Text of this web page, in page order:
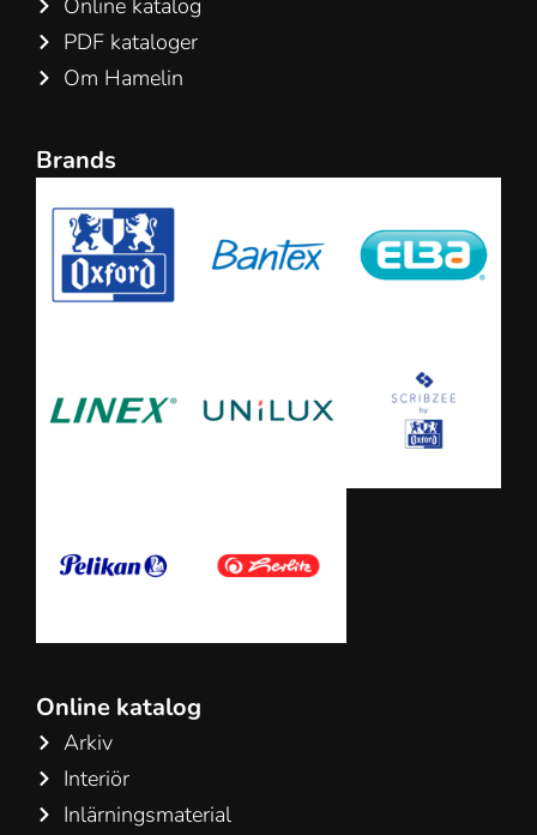
Online katalog
PDF kataloger
Om Hamelin
Brands
Online katalog
Arkiv
Interiör
Inlärningsmaterial